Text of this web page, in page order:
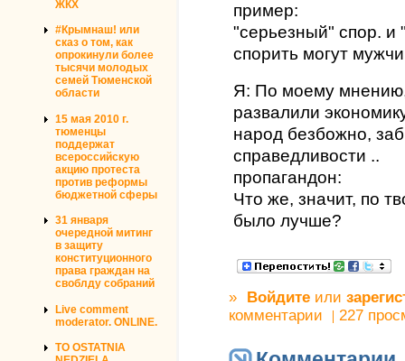
ЖКХ
#Крымнаш! или
сказ о том, как
опрокинули более
тысячи молодых
семей Тюменской
области
15 мая 2010 г.
тюменцы
поддержат
всероссийскую
акцию протеста
против реформы
бюджетной сферы
31 января
очередной митинг
в защиту
конституционного
права граждан на
своблду собраний
Live comment
moderator. ONLINE.
TO OSTATNIA
пример:
"серьезный" спор. и
спорить могут
Я: По моему
развалили
народ безбожно,
справедливости ..
пропагандон:
Что же, значит, по
было лучше?
» Войдите или
комментарии
227